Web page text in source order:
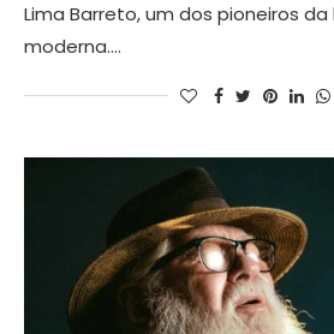
Lima Barreto, um dos pioneiros
moderna.…